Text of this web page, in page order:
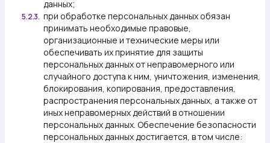
данных;
5.2.3. при обработке персональных данных обязан
принимать необходимые правовые,
организационные и технические меры или
обеспечивать их принятие для защиты
персональных данных от неправомерного или
случайного доступа к ним, уничтожения, изменения,
блокирования, копирования, предоставления,
распространения персональных данных, а также от
иных неправомерных действий в отношении
персональных данных. Обеспечение безопасности
персональных данных достигается, в том числе: